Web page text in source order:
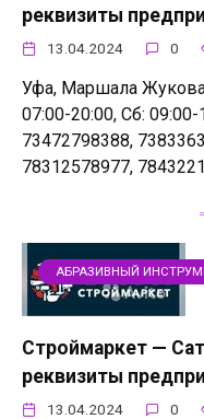
реквизиты
13.04.2024 0
Уфа, Маршала
07:00-20:00, Сб:
73472798388,
78312578977,
АБРАЗИВНЫЙ
Строймаркет —
реквизиты
13.04.2024 0